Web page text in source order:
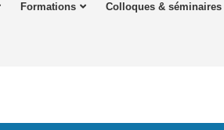
Formations Colloques & séminaires